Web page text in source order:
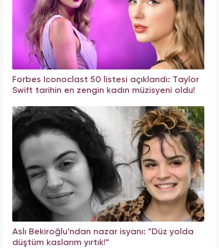
Forbes Iconoclast 50 listesi açıklandı: Taylor
Swift tarihin en zengin kadın müzisyeni oldu!
Aslı Bekiroğlu'ndan nazar isyanı: "Düz yolda
düştüm kaslarım yırtık!"